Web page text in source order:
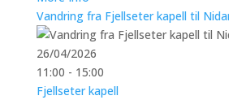
Vandring fra Fjellseter kapell til
26/04/2026
11:00 - 15:00
Fjellseter kapell